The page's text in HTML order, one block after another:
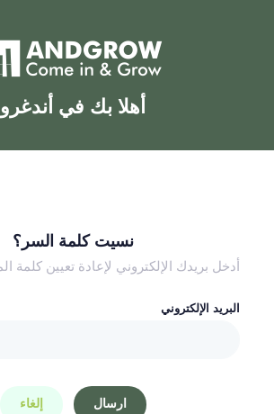
أهلا بك في أندغرو
نسيت كلمة السر؟
أدخل بريدك الإلكتروني لإعادة تعيين كلمة
البريد الإلكتروني
ارسال إلغاء